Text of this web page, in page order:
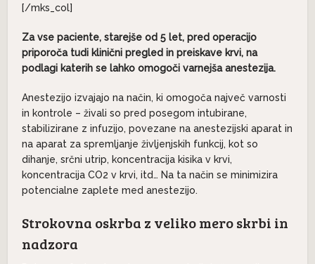
[/mks_col]
Za vse paciente, starejše od 5 let, pred operacijo
priporoča tudi klinični pregled in preiskave krvi, na
podlagi katerih se lahko omogoči varnejša anestezija.
Anestezijo izvajajo na način, ki omogoča največ varnosti
in kontrole – živali so pred posegom intubirane,
stabilizirane z infuzijo, povezane na anestezijski aparat in
na aparat za spremljanje življenjskih funkcij, kot so
dihanje, srčni utrip, koncentracija kisika v krvi,
koncentracija CO2 v krvi, itd… Na ta način se minimizira
potencialne zaplete med anestezijo.
Strokovna oskrba z veliko mero skrbi in
nadzora